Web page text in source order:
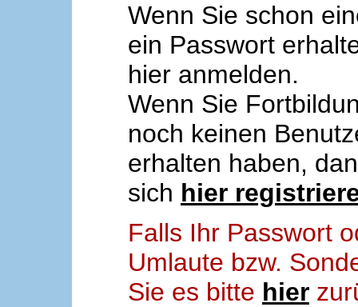
Wenn Sie schon
ein Passwort
hier anmelden.
Wenn Sie
noch keinen
erhalten haben,
sich hier
Falls Ihr Passwort
Umlaute bzw.
Sie es bitte hier